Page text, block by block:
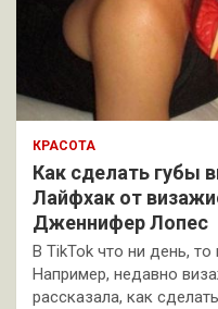
КРАСОТА
Как сделать губы
Лайфхак от
Дженнифер Лопес
В TikTok что ни день,
Например, недавно
рассказала, как